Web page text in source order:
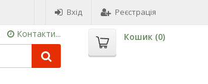
Вхід Реєстрація
Контакти... Кошик (0)